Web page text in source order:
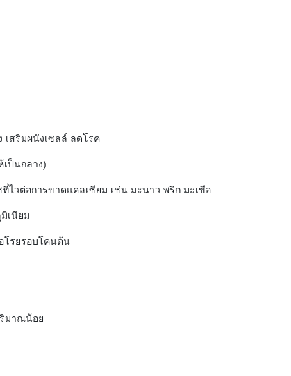
เสริมผนังเซลล์ ลดโรค
ป็นกลาง)
ไวต่อการขาดแคลเซียม เช่น มะนาว พริก มะเขือ
เนียม
โรยรอบโคนต้น
มาณน้อย